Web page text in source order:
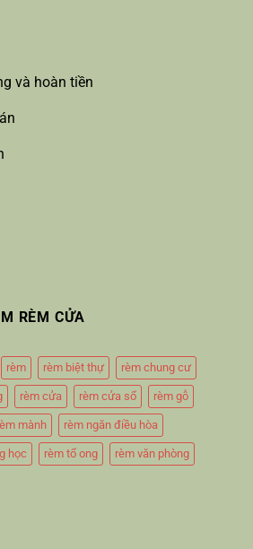
và hoàn tiền
RÈM CỬA
rèm rèm biệt thự rèm chung cư
rèm cửa rèm cửa sổ rèm gỗ
mành rèm ngăn điều hòa
học rèm tổ ong rèm văn phòng